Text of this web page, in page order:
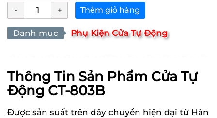
Thêm giỏ hàng
Danh mục Phụ Kiện Cửa Tự Động
Thông Tin Sản Phẩm Cửa Tự
Động CT-803B
Được sản suất trên dây chuyền hiện đại từ Hàn